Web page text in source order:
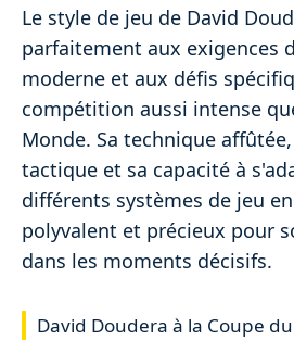
Le style de jeu de David
parfaitement aux exigences
moderne et aux défis
compétition aussi intense
Monde. Sa technique
tactique et sa capacité à
différents systèmes de jeu
polyvalent et précieux pour
dans les moments décisifs.
David Doudera à la Coupe